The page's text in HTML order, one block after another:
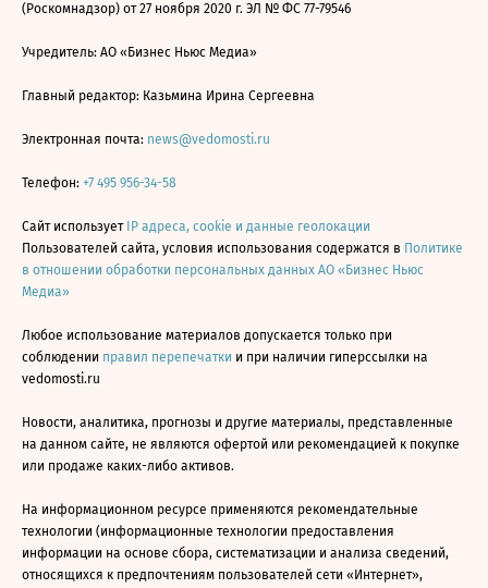
(Роскомнадзор) от 27 ноября 2020 г. ЭЛ № ФС 77-79546
Учредитель: АО «Бизнес Ньюс Медиа»
Главный редактор: Казьмина Ирина Сергеевна
Электронная почта: news@vedomosti.ru
Телефон: +7 495 956-34-58
Сайт использует IP адреса, cookie и данные геолокации
Пользователей сайта, условия использования содержатся в Политике
в отношении обработки персональных данных АО «Бизнес Ньюс
Медиа»
Любое использование материалов допускается только при
соблюдении правил перепечатки и при наличии гиперссылки на
vedomosti.ru
Новости, аналитика, прогнозы и другие материалы, представленные
на данном сайте, не являются офертой или рекомендацией к покупке
или продаже каких-либо активов.
На информационном ресурсе применяются рекомендательные
технологии (информационные технологии предоставления
информации на основе сбора, систематизации и анализа сведений,
относящихся к предпочтениям пользователей сети «Интернет»,